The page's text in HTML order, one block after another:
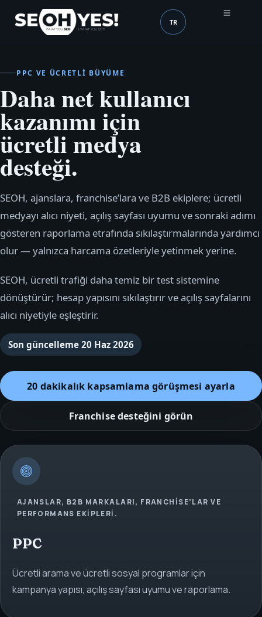
SEOH Dil (mobile header)
TR
PPC VE ÜCRETLI BÜYÜME
Daha net kullanıcı
kazanımı için
ücretli medya
desteği.
SEOH, ajanslara, franchise’lara ve B2B ekiplere; ücretli
medyayı alıcı niyeti, açılış sayfası uyumu ve sonraki adımı
gösteren raporlama etrafında sıkılaştırmalarında yardımcı
olur — yalnızca harcama özetleriyle yetinmek yerine.
SEOH, ücretli trafiği daha temiz bir test sistemine
dönüştürür; hesap yapısını sıkılaştırır ve açılış sayfalarını
alıcı niyetiyle eşleştirir.
Son güncelleme 20 Haz 2026
20 dakikalık kapsamlama görüşmesi ayarla
Franchise desteğini görün
AJANSLAR, B2B MARKALARI, FRANCHISE’LAR VE
PERFORMANS EKIPLERI.
PPC
Ücretli arama ve ücretli sosyal programlar için
kampanya yapısı, açılış sayfası uyumu ve raporlama.